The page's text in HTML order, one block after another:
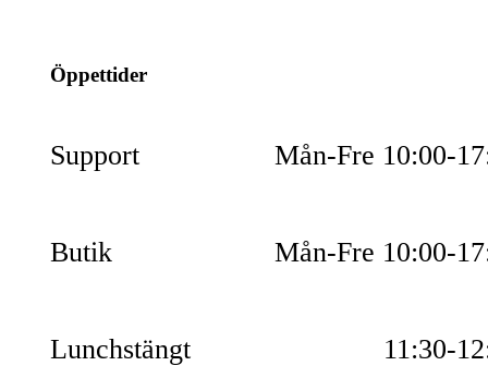
Öppettider
Support Mån-Fre 10:00-
Butik Mån-Fre 10:00-
Lunchstängt 11:30-